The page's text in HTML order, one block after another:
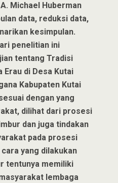
Michael Huberman
data, reduksi data,
kesimpulan.
penelitian ini
tentang Tradisi
Erau di Desa Kutai
Kabupaten Kutai
dengan yang
dilihat dari prosesi
dan juga tindakan
pada prosesi
yang dilakukan
tentunya memiliki
lembaga